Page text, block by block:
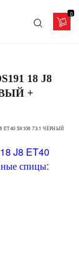
0
18 J8
+
ET40 5X108 73.1 ЧЁРНЫЙ